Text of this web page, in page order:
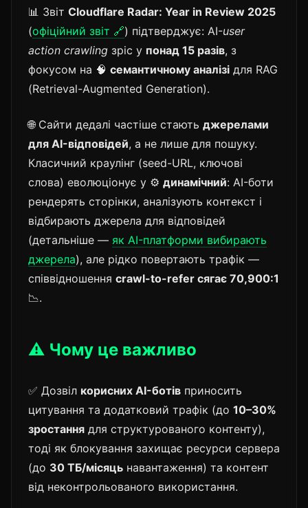
📊 Звіт Cloudflare Radar: Year in Review 2025
(офіційний звіт 🔗) підтверджує: AI-user
action crawling зріс у понад 15 разів, з
фокусом на 🧠 семантичному аналізі для RAG
(Retrieval-Augmented Generation).
🌐 Сайти дедалі частіше стають джерелами
для AI-відповідей, а не лише для пошуку.
Класичний краулінг (seed-URL, ключові
слова) еволюціонує у ⚙️ динамічний: AI-боти
рендерять сторінки, аналізують контекст і
відбирають джерела для відповідей
(детальніше — як AI-платформи вибирають
джерела), але рідко повертають трафік —
співвідношення crawl-to-refer сягає 70,900:1
📉.
⚠️ Чому це важливо
✅ Дозвіл корисних AI-ботів приносить
цитування та додатковий трафік (до 10–30%
зростання для структурованого контенту),
тоді як блокування захищає ресурси сервера
(до 30 ТБ/місяць навантаження) та контент
від неконтрольованого використання.